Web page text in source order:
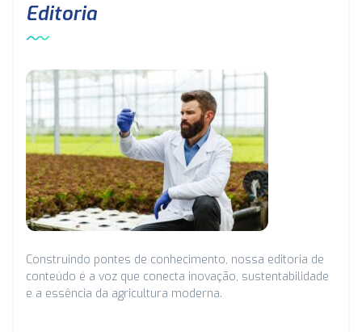
Editoria
Construindo pontes de conhecimento, nossa editoria de
conteúdo é a voz que conecta inovação, sustentabilidade
e a essência da agricultura moderna.